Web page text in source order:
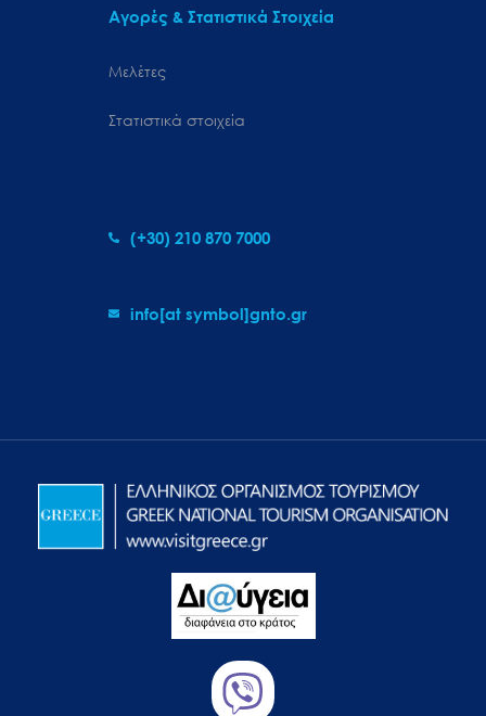
Αγορές & Στατιστικά Στοιχεία
Μελέτες
Στατιστικά στοιχεία
(+30) 210 870 7000
info[at symbol]gnto.gr